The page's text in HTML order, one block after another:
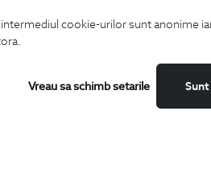
cookie-urilor sunt anonime
Vreau sa schimb setarile